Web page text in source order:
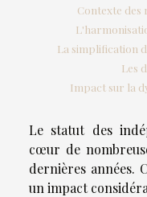
Contexte des
La simplification
Les
Impact sur la
Le statut des
cœur de
dernières années.
un impact